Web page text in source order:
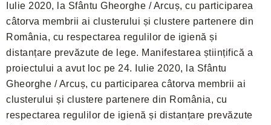
Iulie 2020, la Sfântu Gheorghe / Arcuș, cu participarea
câtorva membrii ai clusterului și clustere partenere din
România, cu respectarea regulilor de igienă și
distanțare prevăzute de lege. Manifestarea științifică a
proiectului a avut loc pe 24. Iulie 2020, la Sfântu
Gheorghe / Arcuș, cu participarea câtorva membrii ai
clusterului și clustere partenere din România, cu
respectarea regulilor de igienă și distanțare prevăzute